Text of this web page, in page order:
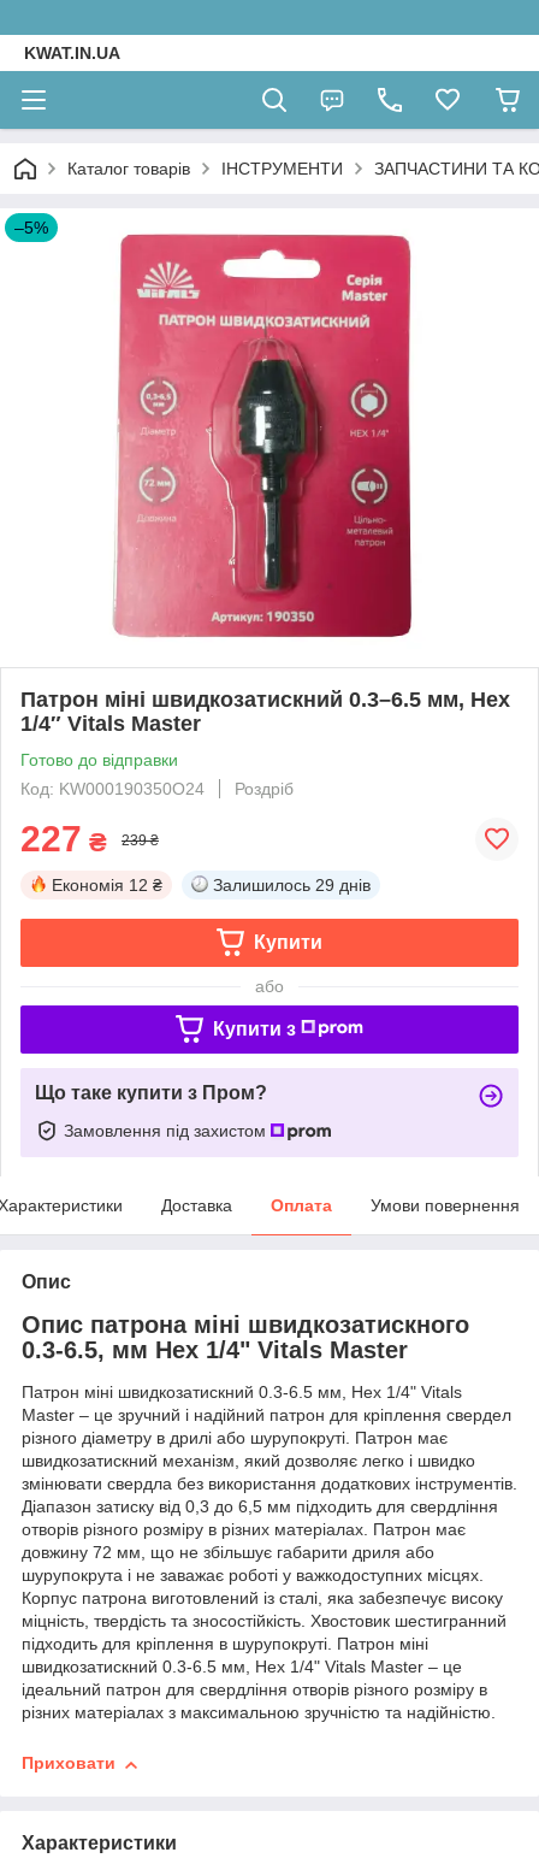
KWAT.IN.UA
Каталог товарів ІНСТРУМЕНТИ ЗАПЧАСТИНИ ТА
–5%
Патрон міні швидкозатискний 0.3–6.5 мм, Hex
1/4″ Vitals Master
Готово до відправки
Код: KW000190350O24
Роздріб
227 ₴ 239 ₴
Економія 12 ₴ Залишилось 29 днів
Купити
або
Купити з
Що таке купити з Пром?
Замовлення під захистом
Доставка Оплата Умови повернення
Опис
Опис патрона міні швидкозатискного
0.3-6.5, мм Hex 1/4" Vitals Master
Патрон міні швидкозатискний 0.3-6.5 мм, Hex 1/4" Vitals
Master – це зручний і надійний патрон для кріплення свердел
різного діаметру в дрилі або шурупокруті. Патрон має
швидкозатискний механізм, який дозволяє легко і швидко
змінювати свердла без використання додаткових інструментів.
Діапазон затиску від 0,3 до 6,5 мм підходить для свердління
отворів різного розміру в різних матеріалах. Патрон має
довжину 72 мм, що не збільшує габарити дриля або
шурупокрута і не заважає роботі у важкодоступних місцях.
Корпус патрона виготовлений із сталі, яка забезпечує високу
міцність, твердість та зносостійкість. Хвостовик шестигранний
підходить для кріплення в шурупокруті. Патрон міні
швидкозатискний 0.3-6.5 мм, Hex 1/4" Vitals Master – це
ідеальний патрон для свердління отворів різного розміру в
різних матеріалах з максимальною зручністю та надійністю.
Приховати
Характеристики